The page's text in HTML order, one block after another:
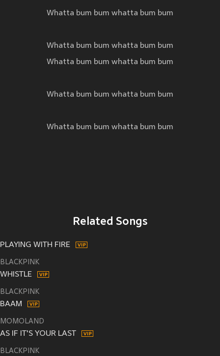
Whatta bum bum whatta bum bum
Whatta bum bum whatta bum bum
Whatta bum bum whatta bum bum
Whatta bum bum whatta bum bum
Whatta bum bum whatta bum bum
Related Songs
PLAYING WITH FIRE
BLACKPINK
WHISTLE
BLACKPINK
BAAM
MOMOLAND
AS IF IT'S YOUR LAST
BLACKPINK